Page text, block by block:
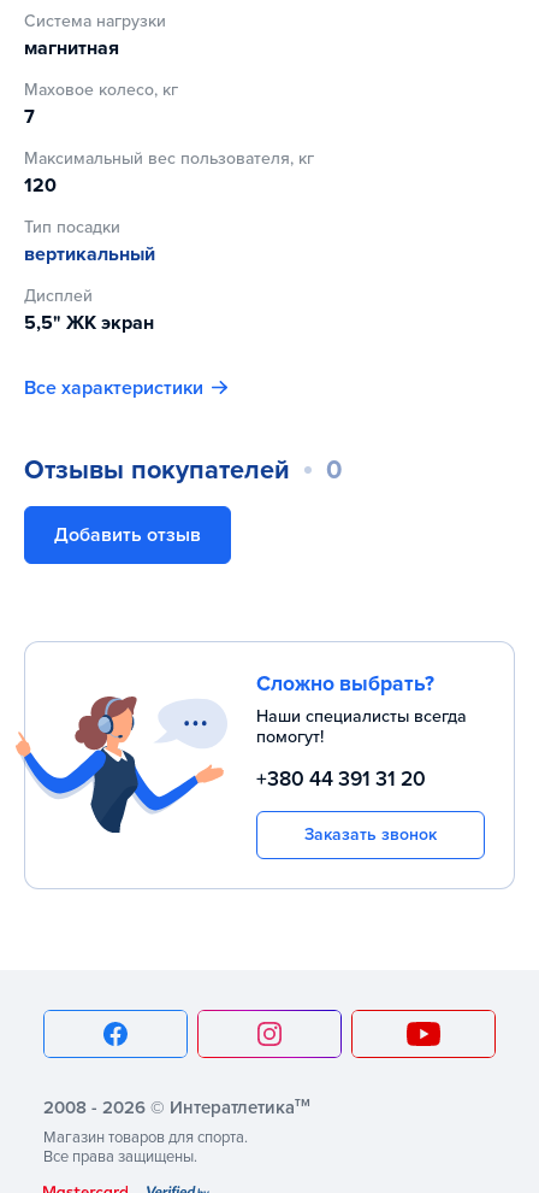
Система нагрузки
магнитная
Маховое колесо, кг
7
Максимальный вес пользователя, кг
120
Тип посадки
вертикальный
Дисплей
5,5" ЖК экран
Все характеристики
Отзывы покупателей 0
Добавить отзыв
Сложно выбрать?
Наши специалисты всегда
помогут!
+380 44 391 31 20
Заказать звонок
2008 - 2026 © Интератлетикатм
Магазин товаров для спорта.
Все права защищены.